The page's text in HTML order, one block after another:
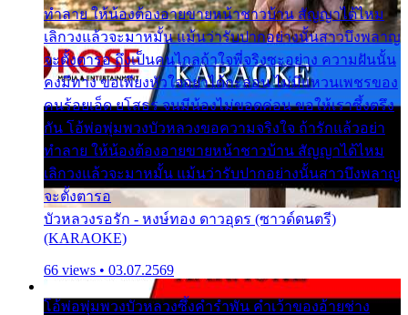
ทำลาย ให้น้องต้องอายขายหน้าชาวบ้าน สัญญาได้ไหม
เลิกวงแล้วจะมาหมั้น แม้นว่ารับปากอย่างนั้นสาวบึงพลาญ
จะตั้งตารอ ถึงเป็นคนไกลถ้าใจพี่จริงซะอย่าง ความฝันนั้น
คงมีทาง ขอเพียงหัวใจอย่าได้กะล่อน ไม่มีแหวนเพชรของ
คนร้อยเอ็ด ยโสธร จนมีน้องไม่ขอดค่อน ขอให้เราซึ้งตรึง
กัน โอ้พ่อพุ่มพวงบัวหลวงขอความจริงใจ ถ้ารักแล้วอย่า
ทำลาย ให้น้องต้องอายขายหน้าชาวบ้าน สัญญาได้ไหม
เลิกวงแล้วจะมาหมั้น แม้นว่ารับปากอย่างนั้นสาวบึงพลาญ
จะตั้งตารอ
บัวหลวงรอรัก - หงษ์ทอง ดาวอุดร (ซาวด์ดนตรี)
(KARAOKE)
66 views • 03.07.2569
โอ้พ่อพุ่มพวงบัวหลวงซึ้งคำรำพัน คำเว้าของอ้ายช่าง